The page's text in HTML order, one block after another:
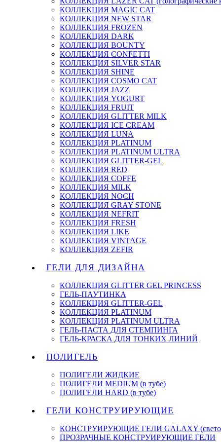
КОЛЛЕКЦИЯ MAGIC CAT
КОЛЛЕКЦИЯ NEW STAR
КОЛЛЕКЦИЯ FROZEN
КОЛЛЕКЦИЯ DARK
КОЛЛЕКЦИЯ BOUNTY
КОЛЛЕКЦИЯ CONFETTI
КОЛЛЕКЦИЯ SILVER STAR
КОЛЛЕКЦИЯ SHINE
КОЛЛЕКЦИЯ COSMO CAT
КОЛЛЕКЦИЯ JAZZ
КОЛЛЕКЦИЯ YOGURT
КОЛЛЕКЦИЯ FRUIT
КОЛЛЕКЦИЯ GLITTER MILK
КОЛЛЕКЦИЯ ICE CREAM
КОЛЛЕКЦИЯ LUNA
КОЛЛЕКЦИЯ PLATINUM
КОЛЛЕКЦИЯ PLATINUM ULTRA
КОЛЛЕКЦИЯ GLITTER-GEL
КОЛЛЕКЦИЯ RED
КОЛЛЕКЦИЯ COFFE
КОЛЛЕКЦИЯ MILK
КОЛЛЕКЦИЯ NOCH
КОЛЛЕКЦИЯ GRAY STONE
КОЛЛЕКЦИЯ NEFRIT
КОЛЛЕКЦИЯ FRESH
КОЛЛЕКЦИЯ LIKE
КОЛЛЕКЦИЯ VINTAGE
КОЛЛЕКЦИЯ ZEFIR
ГЕЛИ ДЛЯ ДИЗАЙНА
КОЛЛЕКЦИЯ GLITTER GEL PRINCESS
ГЕЛЬ-ПАУТИНКА
КОЛЛЕКЦИЯ GLITTER-GEL
КОЛЛЕКЦИЯ PLATINUM
КОЛЛЕКЦИЯ PLATINUM ULTRA
ГЕЛЬ-ПАСТА ДЛЯ СТЕМПИНГА
ГЕЛЬ-КРАСКА ДЛЯ ТОНКИХ ЛИНИЙ
ПОЛИГЕЛЬ
ПОЛИГЕЛИ ЖИДКИЕ
ПОЛИГЕЛИ MEDIUM (в тубе)
ПОЛИГЕЛИ HARD (в тубе)
ГЕЛИ КОНСТРУИРУЮЩИЕ
КОНСТРУИРУЮЩИЕ ГЕЛИ GALAXY
ПРОЗРАЧНЫЕ КОНСТРУИРУЮЩИЕ ГЕЛИ